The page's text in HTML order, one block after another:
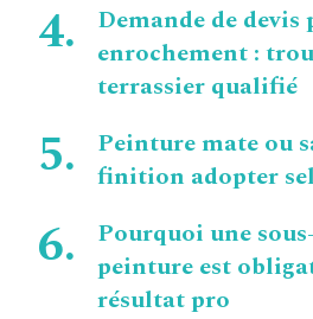
Demande de devis
enrochement :
terrassier qualifié
Peinture mate ou
finition adopter
Pourquoi une
peinture est
résultat pro